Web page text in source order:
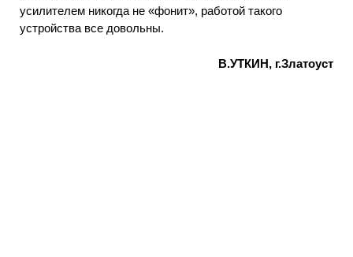
усилителем никогда не «фонит», работой такого
устройства все довольны.
В.УТКИН, г.Златоуст